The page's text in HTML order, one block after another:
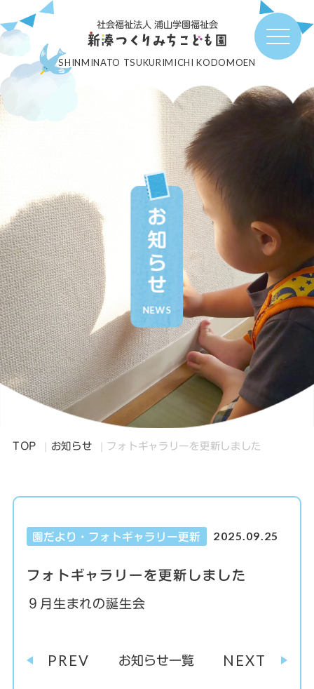
社会福祉法人 浦山学園福祉会
SHINMINATO TSUKURIMICHI KODOMOEN
お知らせ
NEWS
TOP お知らせ フォトギャラリーを更新しました
園だより・フォトギャラリー更新 2025.09.25
フォトギャラリーを更新しました
９月生まれの誕生会
PREV お知らせ一覧 NEXT